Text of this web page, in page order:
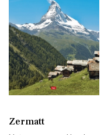
Zermatt